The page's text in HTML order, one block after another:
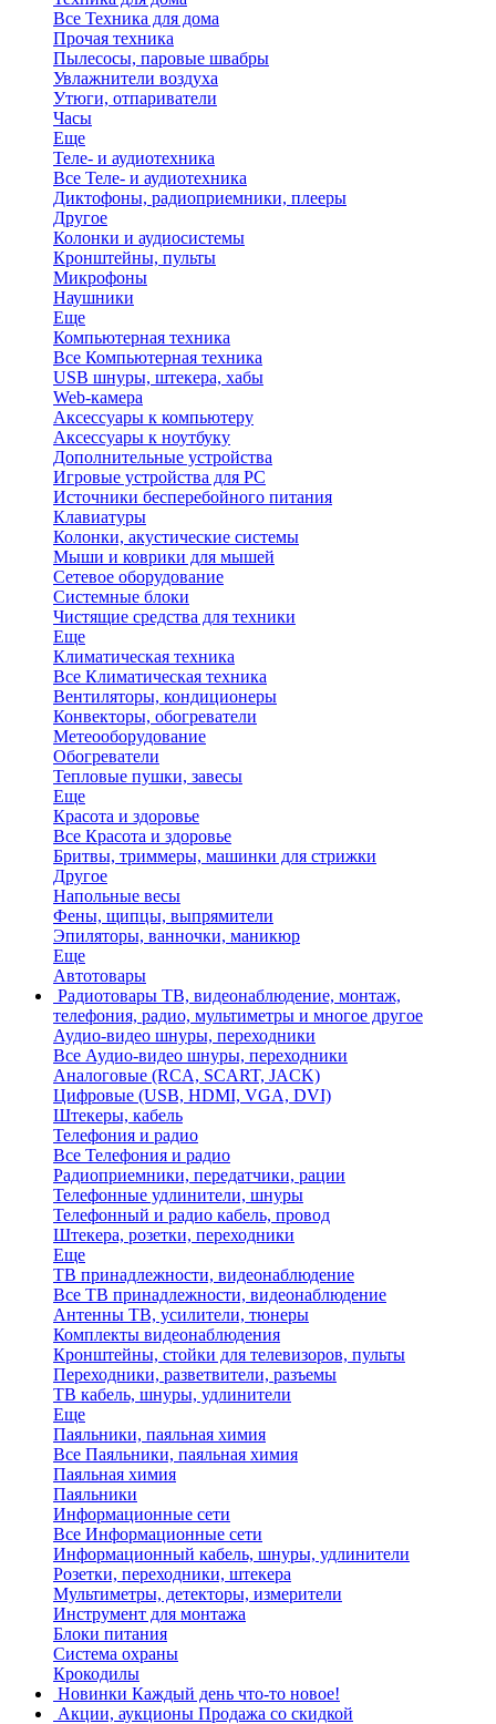
Все Техника для дома
Прочая техника
Пылесосы, паровые швабры
Увлажнители воздуха
Утюги, отпариватели
Часы
Еще
Теле- и аудиотехника
Все Теле- и аудиотехника
Диктофоны, радиоприемники, плееры
Другое
Колонки и аудиосистемы
Кронштейны, пульты
Микрофоны
Наушники
Еще
Компьютерная техника
Все Компьютерная техника
USB шнуры, штекера, хабы
Web-камера
Аксессуары к компьютеру
Аксессуары к ноутбуку
Дополнительные устройства
Игровые устройства для PC
Источники бесперебойного питания
Клавиатуры
Колонки, акустические системы
Мыши и коврики для мышей
Сетевое оборудование
Системные блоки
Чистящие средства для техники
Еще
Климатическая техника
Все Климатическая техника
Вентиляторы, кондиционеры
Конвекторы, обогреватели
Метеооборудование
Обогреватели
Тепловые пушки, завесы
Еще
Красота и здоровье
Все Красота и здоровье
Бритвы, триммеры, машинки для стрижки
Другое
Напольные весы
Фены, щипцы, выпрямители
Эпиляторы, ванночки, маникюр
Еще
Автотовары
Радиотовары ТВ, видеонаблюдение, монтаж,
телефония, радио, мультиметры и многое другое
Аудио-видео шнуры, переходники
Все Аудио-видео шнуры, переходники
Аналоговые (RCA, SCART, JACK)
Цифровые (USB, HDMI, VGA, DVI)
Штекеры, кабель
Телефония и радио
Все Телефония и радио
Радиоприемники, передатчики, рации
Телефонные удлинители, шнуры
Телефонный и радио кабель, провод
Штекера, розетки, переходники
Еще
ТВ принадлежности, видеонаблюдение
Все ТВ принадлежности, видеонаблюдение
Антенны ТВ, усилители, тюнеры
Комплекты видеонаблюдения
Кронштейны, стойки для телевизоров, пульты
Переходники, разветвители, разъемы
ТВ кабель, шнуры, удлинители
Еще
Паяльники, паяльная химия
Все Паяльники, паяльная химия
Паяльная химия
Паяльники
Информационные сети
Все Информационные сети
Информационный кабель, шнуры, удлинители
Розетки, переходники, штекера
Мультиметры, детекторы, измерители
Инструмент для монтажа
Блоки питания
Система охраны
Крокодилы
Новинки Каждый день что-то новое!
Акции, аукционы Продажа со скидкой